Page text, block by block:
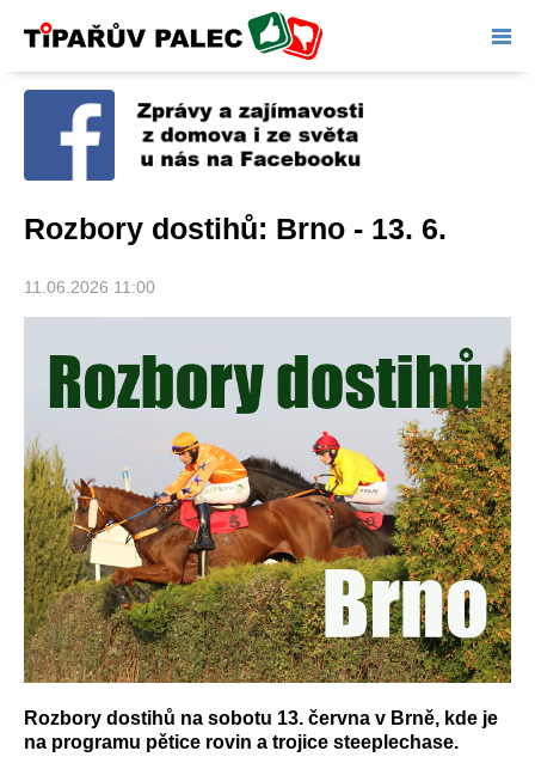
Tipařův palec
Rozbory dostihů: Brno - 13. 6.
11.06.2026 11:00
Rozbory dostihů na sobotu 13. června v Brně, kde je
na programu pětice rovin a trojice steeplechase.